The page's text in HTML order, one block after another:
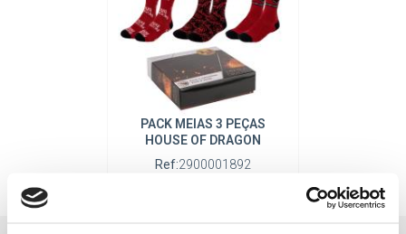
PACK MEIAS 3 PEÇAS
HOUSE OF DRAGON
Ref:2900001892